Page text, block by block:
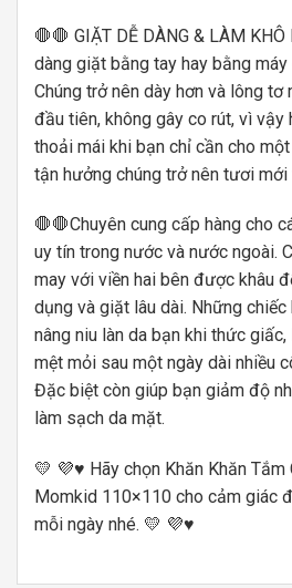
🛑🛑 GIẶT DỄ DÀNG & LÀM KHÔ
dàng giặt bằng tay hay bằng
Chúng trở nên dày hơn và lông tơ
đầu tiên, không gây co rút, vì
thoải mái khi bạn chỉ cần cho
tận hưởng chúng trở nên tươi mới
🛑🛑Chuyên cung cấp hàng cho
uy tín trong nước và nước ngoài.
may với viền hai bên được khâu
dụng và giặt lâu dài. Những
nâng niu làn da bạn khi thức
mệt mỏi sau một ngày dài nhiều
Đặc biệt còn giúp bạn giảm độ
làm sạch da mặt.
💛 💜♥ Hãy chọn Khăn Khăn Tắm
Momkid 110×110 cho cảm giác
mỗi ngày nhé. 💛 💜♥